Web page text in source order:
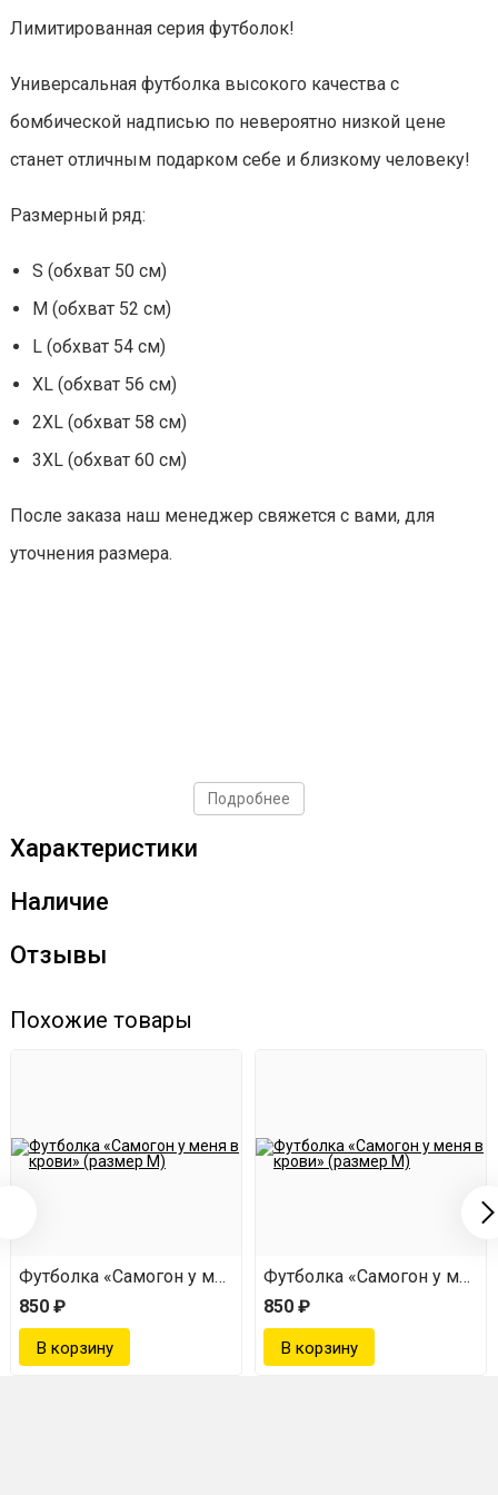
Лимитированная серия футболок!
Универсальная футболка высокого качества с
бомбической надписью по невероятно низкой цене
станет отличным подарком себе и близкому человеку!
Размерный ряд:
S (обхват 50 см)
M (обхват 52 см)
L (обхват 54 см)
XL (обхват 56 см)
2XL (обхват 58 см)
3XL (обхват 60 см)
После заказа наш менеджер свяжется с вами, для
уточнения размера.
Подробнее
Характеристики
Наличие
Отзывы
Похожие товары
крови» (размер M)
Футболка «Самогон у меня в крови» (размер M)
850 ₽
Футболка «Самогон у меня
850 ₽